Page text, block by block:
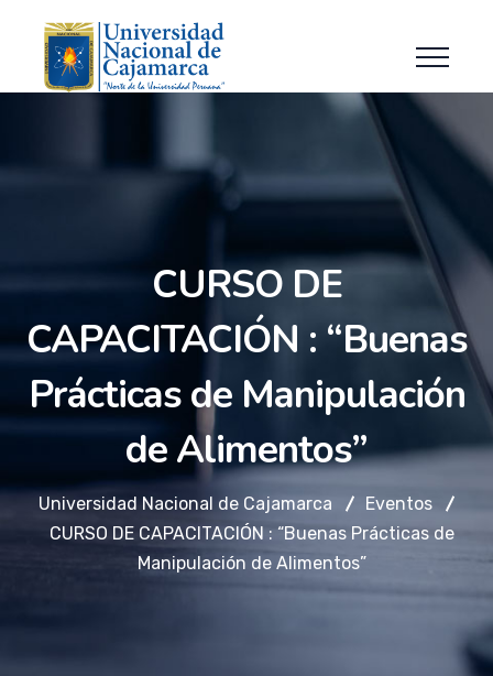
CURSO DE
CAPACITACIÓN : “Buenas
Prácticas de Manipulación
de Alimentos”
Universidad Nacional de Cajamarca
Eventos
CURSO DE CAPACITACIÓN : “Buenas Prácticas de
Manipulación de Alimentos”